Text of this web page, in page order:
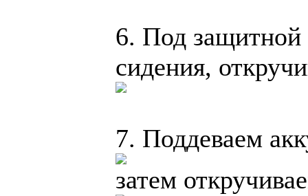
6. Под защитной
сидения,
7. Поддеваем
затем